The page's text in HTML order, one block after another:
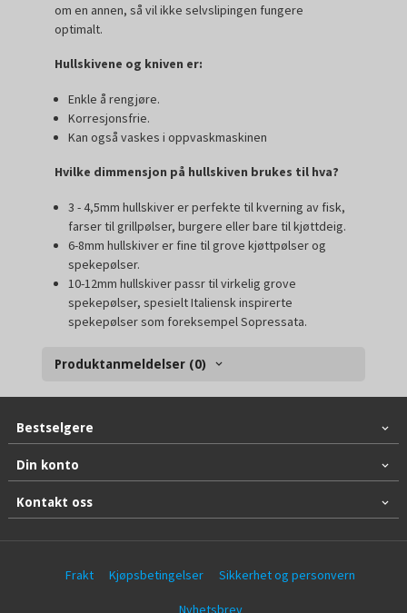
om en annen, så vil ikke selvslipingen fungere
optimalt.
Hullskivene og kniven er:
Enkle å rengjøre.
Korresjonsfrie.
Kan også vaskes i oppvaskmaskinen
Hvilke dimmensjon på hullskiven brukes til hva?
3 - 4,5mm hullskiver er perfekte til kverning av fisk,
farser til grillpølser, burgere eller bare til kjøttdeig.
6-8mm hullskiver er fine til grove kjøttpølser og
spekepølser.
10-12mm hullskiver passr til virkelig grove
spekepølser, spesielt Italiensk inspirerte
spekepølser som foreksempel Sopressata.
Produktanmeldelser (0)
Bestselgere
Din konto
Kontakt oss
Frakt Kjøpsbetingelser Sikkerhet og personvern
Nyhetsbrev